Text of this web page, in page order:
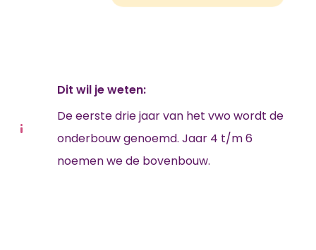
Dit wil je weten:
De eerste drie jaar van het vwo wordt de
onderbouw genoemd. Jaar 4 t/m 6
noemen we de bovenbouw.